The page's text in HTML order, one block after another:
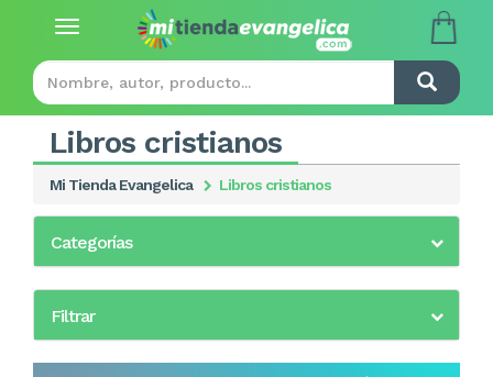
Toggle
Libros cristianos
Mi Tienda Evangelica Libros cristianos
Categorías
Filtrar